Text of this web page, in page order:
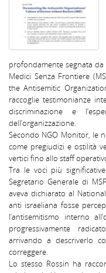
profondamente segnata
Medici Senza Frontiere
the Antisemitic
raccoglie testimonianze
discriminazione e
dell’organizzazione.
Secondo NGO Monitor, le
come pregiudizi e ostilità
vertici fino allo staff
Tra le voci più
Segretario Generale di
aveva dichiarato al
anti israeliana fosse
l’antisemitismo interno
progressivamente
arrivando a descriverlo
correggere.
Lo stesso Rossin ha